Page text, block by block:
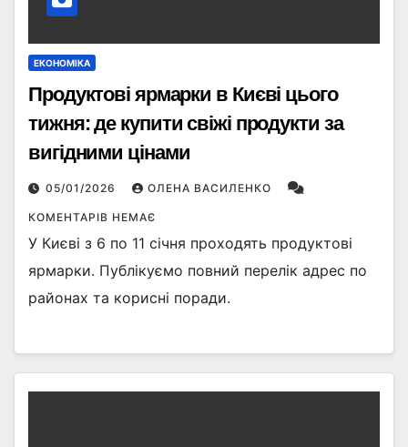
ЕКОНОМІКА
Продуктові ярмарки в Києві цього
тижня: де купити свіжі продукти за
вигідними цінами
05/01/2026 ОЛЕНА ВАСИЛЕНКО
КОМЕНТАРІВ НЕМАЄ
У Києві з 6 по 11 січня проходять продуктові
ярмарки. Публікуємо повний перелік адрес по
районах та корисні поради.